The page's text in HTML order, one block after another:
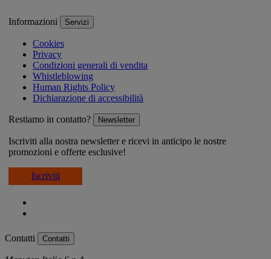
Informazioni Servizi
Cookies
Privacy
Condizioni generali di vendita
Whistleblowing
Human Rights Policy
Dichiarazione di accessibilità
Restiamo in contatto? Newsletter
Iscriviti alla nostra newsletter e ricevi in anticipo le nostre
promozioni e offerte esclusive!
Iscriviti
Contatti Contatti